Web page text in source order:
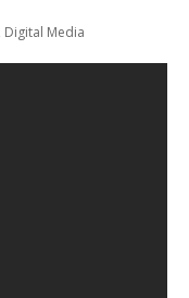
Digital Media